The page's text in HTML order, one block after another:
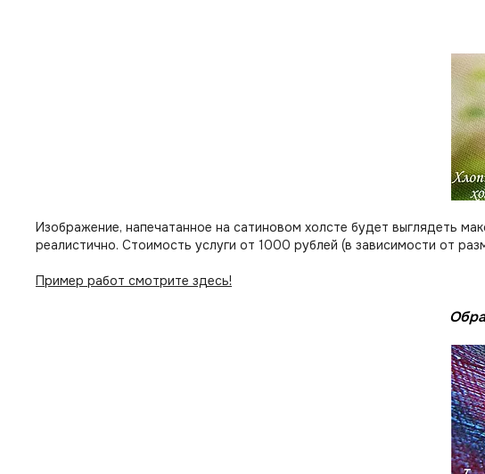
Изображение, напечатанное на сатиновом холсте будет выглядеть
реалистично. Стоимость услуги от 1000 рублей (в зависимости от
Пример работ смотрите здесь!